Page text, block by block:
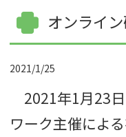
オンライ
2021/1/25
2021年1月23
ワーク主催によ